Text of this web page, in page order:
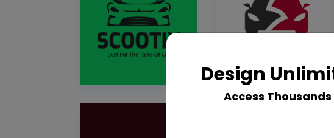
Design
Access